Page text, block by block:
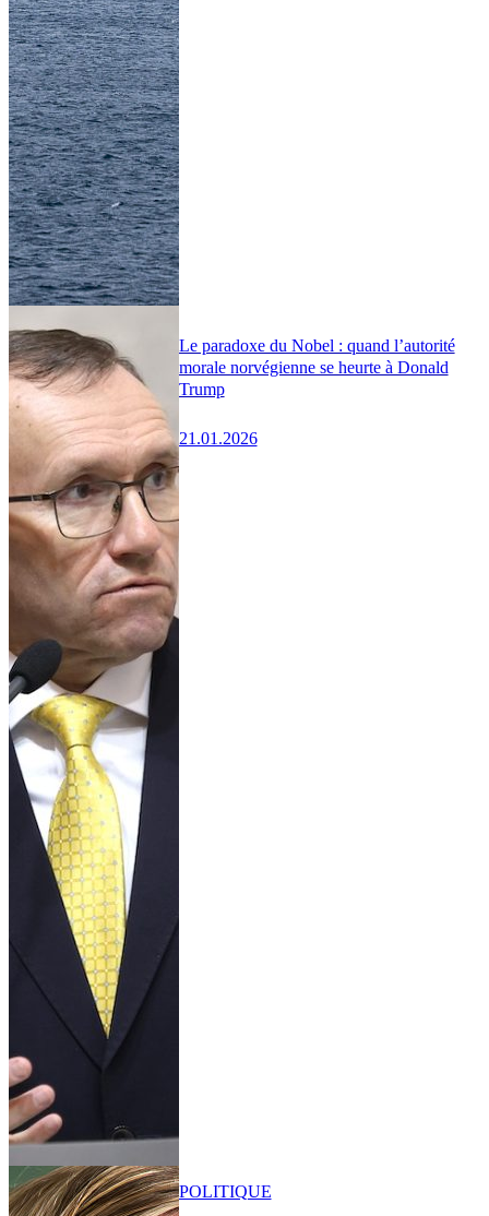
Le paradoxe du Nobel : quand l’autorité
morale norvégienne se heurte à Donald
Trump
21.01.2026
POLITIQUE